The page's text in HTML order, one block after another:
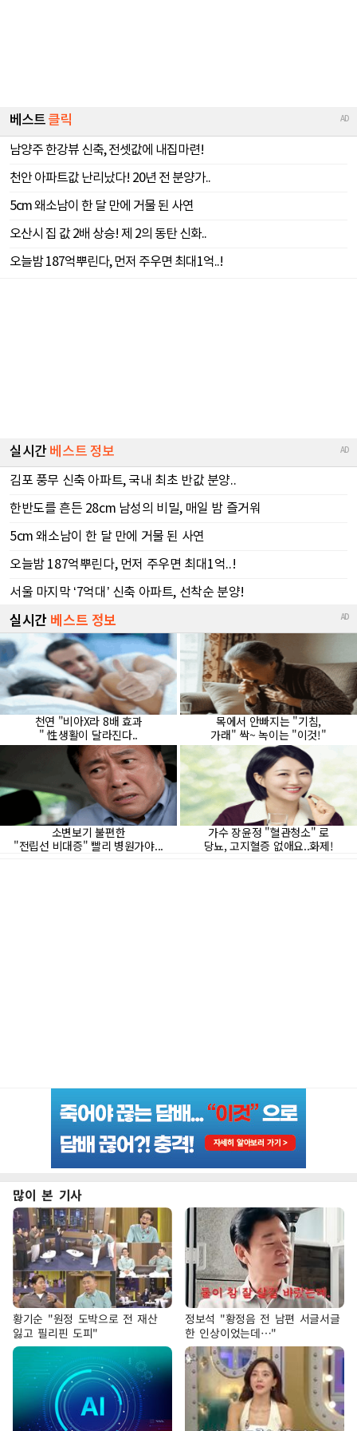
많이 본 기사
황기순 "원정 도박으로 전 재산
잃고 필리핀 도피"
정보석 "황정음 전 남편 서글서글
한 인상이었는데…"